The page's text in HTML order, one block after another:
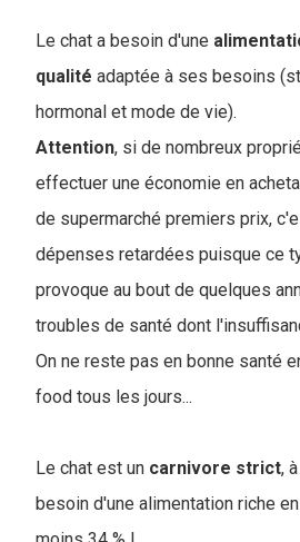
Le chat a besoin d'une
qualité adaptée à ses besoins
hormonal et mode de vie).
Attention, si de nombreux
effectuer une économie en
de supermarché premiers prix,
dépenses retardées puisque ce
provoque au bout de quelques
troubles de santé dont
On ne reste pas en bonne santé
food tous les jours...
Le chat est un carnivore strict,
besoin d'une alimentation riche